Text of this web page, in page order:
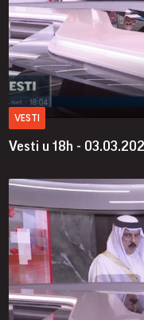
VESTI
Vesti u 18h -